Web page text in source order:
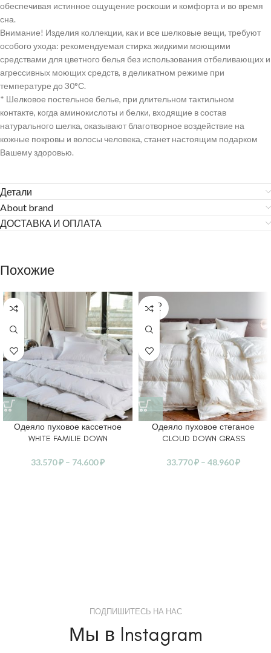
обеспечивая истинное ощущение роскоши и комфорта и во время
сна.
Внимание! Изделия коллекции, как и все шелковые вещи, требуют
особого ухода: рекомендуемая стирка жидкими моющими
средствами для цветного белья без использования отбеливающих и
агрессивных моющих средств, в деликатном режиме при
температуре до 30°С.
* Шелковое постельное белье, при длительном тактильном
контакте, когда аминокислоты и белки, входящие в состав
натурального шелка, оказывают благотворное воздействие на
кожные покровы и волосы человека, станет настоящим подарком
Вашему здоровью.
Детали
About brand
ДОСТАВКА И ОПЛАТА
Похожие
Одеяло пуховое кассетное
WHITE FAMILIE DOWN
33.570₽ – 74.600₽
SOLD
OUT
Одеяло пуховое стеганое
CLOUD DOWN GRASS
33.770₽ – 48.960₽
ПОДПИШИТЕСЬ НА НАС
Мы в Instagram